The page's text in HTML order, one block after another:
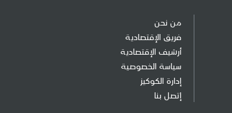
من نحن
فريق الإقتصادية
أرشيف الإقتصادية
سياسة الخصوصية
إدارة الكوكيز
إتصل بنا